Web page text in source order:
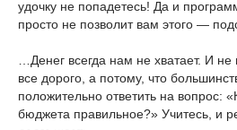
удочку не попадетесь! Да и
просто не позволит вам этого —
…Денег всегда нам не хватает. И не
все дорого, а потому, что
положительно ответить на вопрос:
бюджета правильное?» Учитесь, и